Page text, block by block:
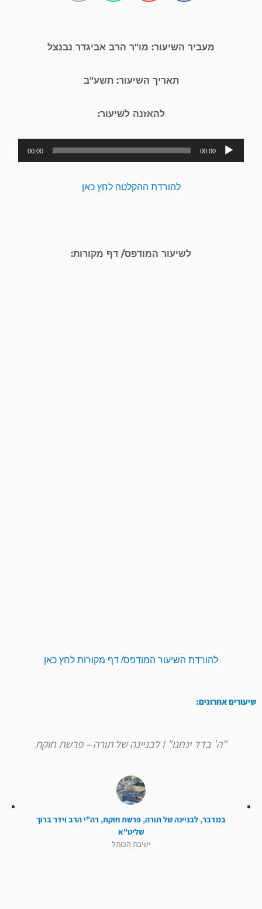
מעביר השיעור: מו"ר הרב אביגדר נבנצל
תאריך השיעור: תשע"ב
להאזנה לשיעור:
נגן
אודיו
00:00
00:00
להורדת ההקלטה לחץ כאן
לשיעור המודפס/ דף מקורות:
להורדת השיעור המודפס/ דף מקורות לחץ כאן
שיעורים אחרונים:
"ה' בדד ינחנו" I לבניינה של תורה – פרשת חוקת
במדבר, לבניינה של תורה, פרשת חוקת, רה"י הרב וידר ברוך
שליט"א
ישיבת הכותל